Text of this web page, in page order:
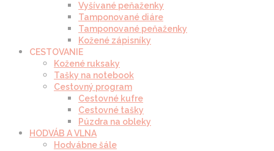
Vyšívané peňaženky
Tamponované diáre
Tamponované peňaženky
Kožené zápisníky
CESTOVANIE
Kožené ruksaky
Tašky na notebook
Cestovný program
Cestovné kufre
Cestovné tašky
Púzdra na obleky
HODVÁB A VLNA
Hodvábne šále